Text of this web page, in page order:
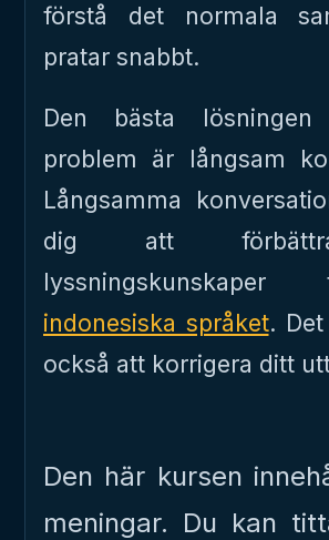
förstå det normala
pratar snabbt.
Den bästa
problem är långsam
Långsamma
dig att
indonesiska språket.
också att korrigera ditt
Den här kursen
meningar. Du kan